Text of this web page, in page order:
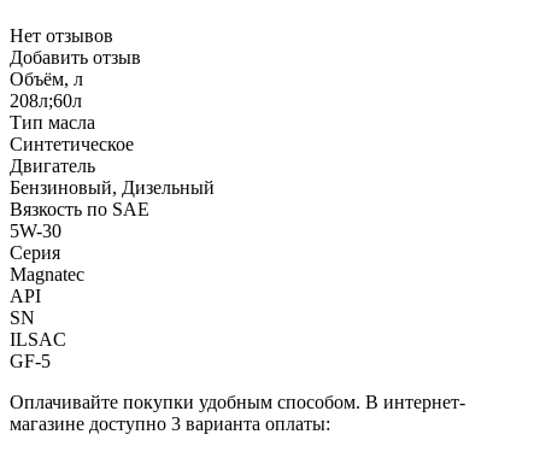
Нет отзывов
Добавить отзыв
Объём, л
208л;60л
Тип масла
Синтетическое
Двигатель
Бензиновый, Дизельный
Вязкость по SAE
5W-30
Серия
Magnatec
API
SN
ILSAC
GF-5
Оплачивайте покупки удобным способом. В интернет-
магазине доступно 3 варианта оплаты: